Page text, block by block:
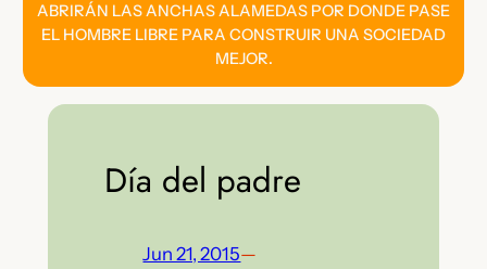
ABRIRÁN LAS ANCHAS ALAMEDAS POR DONDE PASE
EL HOMBRE LIBRE PARA CONSTRUIR UNA SOCIEDAD
MEJOR.
Día del padre
Jun 21, 2015—